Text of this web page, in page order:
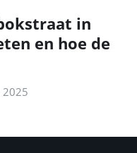
in
en hoe de
2025